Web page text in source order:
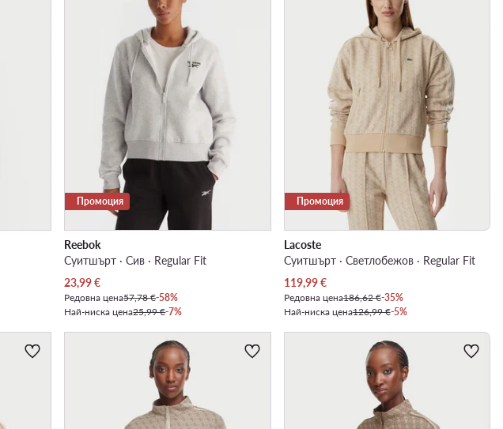
Промоция
Reebok
Суитшърт · Сив · Regular Fit
Актуална цена
23,99€
Редовна цена57,78 €-58%
Най-ниска цена25,99 €-7%
Промоция
Lacoste
Суитшърт · Светлобежов · Regular Fit
Актуална цена
119,99€
Редовна цена186,62 €-35%
Най-ниска цена126,99 €-5%